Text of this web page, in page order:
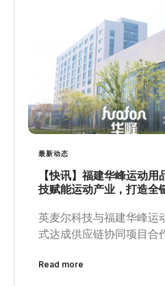
最新动态
【快讯】福建华峰运动
技赋能运动产业，打造全
英麦尔科技与福建华峰运
式达成供应链协同项目合
Read more